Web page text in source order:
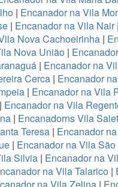
| Encanador na Vila
| Encanador na Vila Nair|
Nova Cachoeirinha |
Nova União|
| Encanador na
Cerca| Encanador
| Encanador na Vila
Encanador na Vila
| Encanadorns Vila
Teresa | Encanador
| Encanador na Vila
Silvia| Encanador na
na Vila Talarico|
na Vila Zelina |